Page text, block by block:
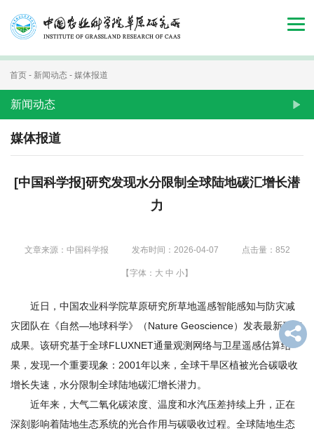
首
织
新
人
才
首页 - 新闻动态 - 媒体报道
新闻动态
媒体报道
[中国科学报]研究发现水分限制全球陆地碳汇增长潜
力
文章来源：中国科学报 发布时间：2026-04-07 点击量： 852
【字体： 大 中 小】
近日，中国农业科学院草原研究所草地遥感智能感知与防灾减
灾团队在《自然—地球科学》（Nature Geoscience）发表最新研究
成果。该研究基于全球FLUXNET通量观测网络与卫星遥感估算结
果，发现一个重要现象：2001年以来，全球干旱区植被光合碳吸收
增长失速，水分限制全球陆地碳汇增长潜力。
近年来，大气二氧化碳浓度、温度和水汽压差持续上升，正在
深刻影响着陆地生态系统的光合作用与碳吸收过程。全球陆地生态